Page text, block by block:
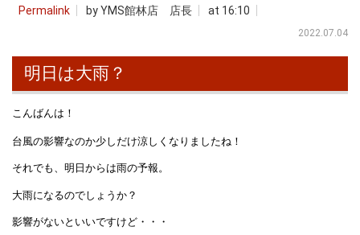
Permalink by YMS館林店 店長 at 16:10
2022.07.04
明日は大雨？
こんばんは！
台風の影響なのか少しだけ涼しくなりましたね！
それでも、明日からは雨の予報。
大雨になるのでしょうか？
影響がないといいですけど・・・